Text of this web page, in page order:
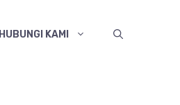
HUBUNGI KAMI